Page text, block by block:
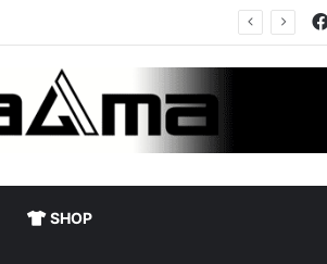
Della Rocca: le ultime
SHOP